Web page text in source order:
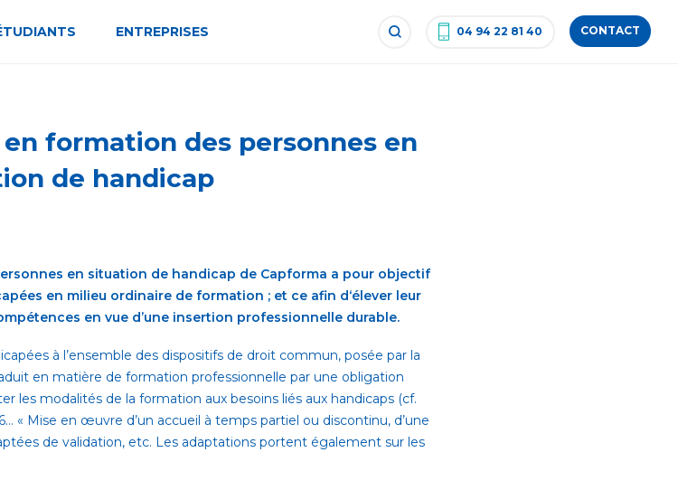
ENTREPRISES 04 94 22 81 40 CONTACT
formation des personnes en
de handicap
en situation de handicap de Capforma a pour objectif
en milieu ordinaire de formation ; et ce afin d‘élever leur
en vue d’une insertion professionnelle durable.
à l’ensemble des dispositifs de droit commun, posée par la
en matière de formation professionnelle par une obligation
les modalités de la formation aux besoins liés aux handicaps (cf.
« Mise en œuvre d’un accueil à temps partiel ou discontinu, d’une
de validation, etc. Les adaptations portent également sur les